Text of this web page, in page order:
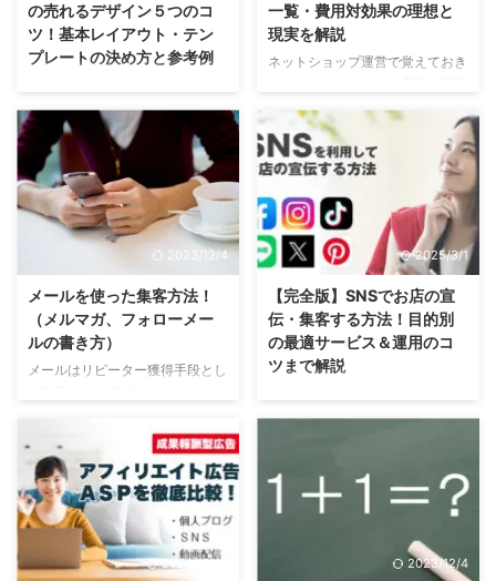
の売れるデザイン５つのコ
ツ！基本レイアウト・テン
プレートの決め方と参考例
を決めるための５つのコツをご紹
介します。 こんな方にオススメ
の記事 自分のお店に最適なテン
プレートを知りたい方。 売れる
レイアウトの基本的な事柄を知り
たい方。 WEBサイトの視線誘導
について理解したい方。 デザイ
ンを語るその前に 売れる・売れ
ないは商品画像で９割以上は決ま
る ネット通販で売るために一番
重要なのは「商品写真」です。
とくに、食品、ファッションなど
見た目で購入が決まるようなもの
と売るためのデザインについて ...
一覧・費用対効果の理想と
現実を解説
ネットショップ運営で覚えておき
一覧と、広告の効果がよくわかる
基礎知識について解説します。
こんな方に読んでほしい記事で
す。 はじめてインターネット広
告を利用する方。 どの広告を利
用すればよいか悩んでいる方。
広告を出した場合の効果について
知りたい方。 はじめに ３０秒で
わかる広告費用対効果の基礎知識
はじめに、あなたのお店や商品に
合う広告を選ぶための基礎知識と
して、いろいろな広告の効果につ
いて違いなどを解説します。 広
ます。 低関心層・・・商品を ...
2023/12/4
メールを使った集客方法！
（メルマガ、フォローメー
ルの書き方）
メールはリピーター獲得手段とし
電子メールはほとんど利用されて
いません。新規獲得の手段として
は効率が悪いというレベルではな
く、ほとんど売れないからです。
ではメールは何に使うべきなの
か？それはリピーターの獲得で
す。一度お店を利用していただい
2025/3/1
【完全版】SNSでお店の宣
伝・集客する方法！目的別
の最適サービス＆運用のコ
ツまで解説
目的として、ＳＮＳを活用して集
説します。 こんな方に読んでほ
しい記事です。 SNSでお店のお
を使えばいいのかわからない方。
SNSの機能や活用方法について知
2024/12/12 2023/12/4